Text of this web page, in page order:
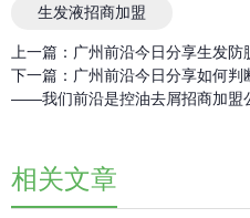
生发液招商加盟
上一篇： 广州前沿今日分享生发防
下一篇： 广州前沿今日分享如何判
——我们前沿是控油去屑招商加盟
相关文章